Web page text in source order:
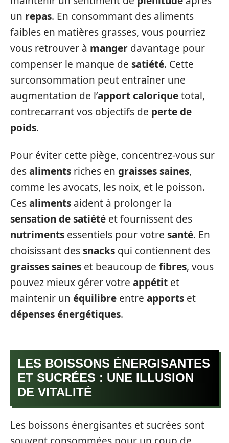
un repas. En consommant des aliments
faibles en matières grasses, vous pourriez
vous retrouver à manger davantage pour
compenser le manque de satiété. Cette
surconsommation peut entraîner une
augmentation de l’apport caloriquetotal,
contrecarrant vos objectifs de perte de
poids.
Pour éviter cette piège, concentrez-vous sur
desaliments riches en graisses saines,
comme les avocats, les noix, et le poisson.
Cesaliments aident à prolonger la
sensation de satiété et fournissent des
nutriments essentiels pour votre santé. En
choisissant dessnacks qui contiennent des
graisses saines et beaucoup de fibres, vous
pouvez mieux gérer votre appétit et
maintenir un équilibre entre apports et
dépenses énergétiques.
LES BOISSONS ÉNERGISANTES
ET SUCRÉES : UNE ILLUSION
DE VITALITÉ
Les boissons énergisantes et sucrées sont